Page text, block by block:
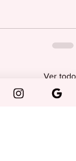
Ver todo